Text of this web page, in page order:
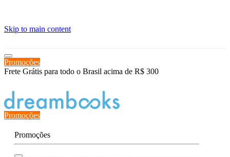
Skip to main content
Promoções
Frete Grátis para todo o Brasil acima de R$ 300
Promoções
Promoções
≡